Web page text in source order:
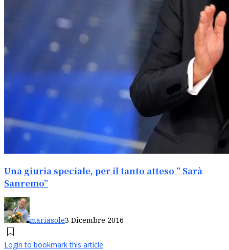
Una giuria speciale, per il tanto atteso ” Sarà
Sanremo”
mariasole3 Dicembre 2016
Login to bookmark this article